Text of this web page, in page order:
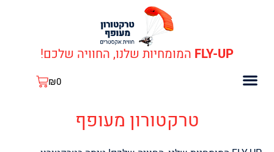
FLY-UP המומחיות שלנו, החוויה שלכם!
₪0 עגלת
קניות
טרקטורון מעופף